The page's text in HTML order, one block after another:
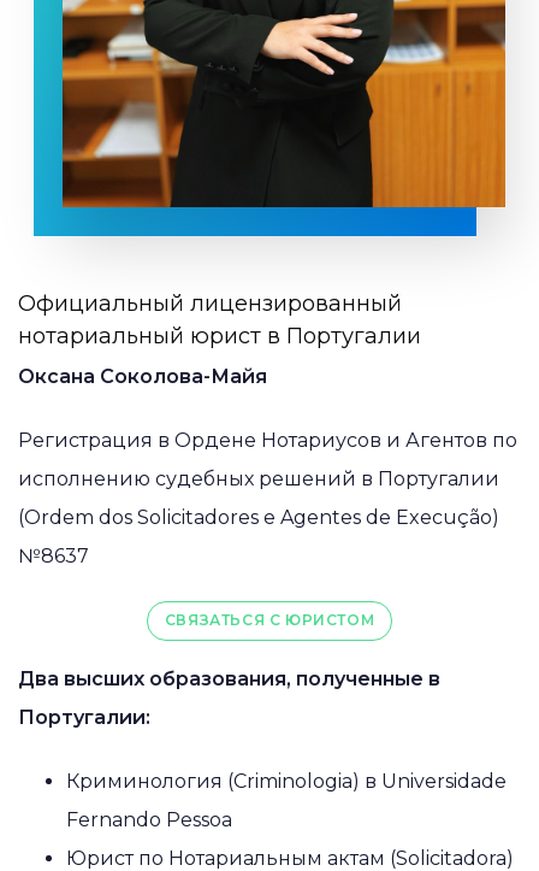
Официальный лицензированный
нотариальный юрист в Португалии
Оксана Соколова-Майя
Регистрация в Ордене Нотариусов и Агентов по
исполнению судебных решений в Португалии
(Ordem dos Solicitadores e Agentes de Execução)
№8637
СВЯЗАТЬСЯ С ЮРИСТОМ
Два высших образования, полученные в
Португалии:
Криминология (Criminologia) в Universidade
Fernando Pessoa
Юрист по Нотариальным актам (Solicitadora)